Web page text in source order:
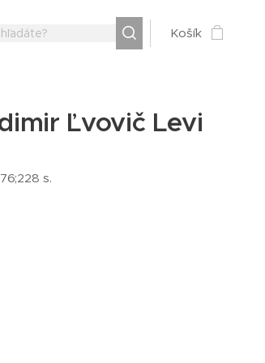
Košík
Ľvovič Levi
s.